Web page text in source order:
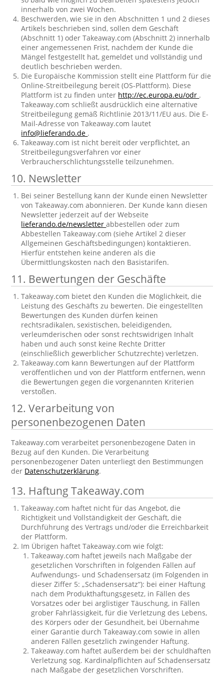
innerhalb von zwei Wochen.
Beschwerden, wie sie in den Abschnitten 1 und 2 dieses
Artikels beschrieben sind, sollen dem Geschäft
(Abschnitt 1) oder Takeaway.com (Abschnitt 2) innerhalb
einer angemessenen Frist, nachdem der Kunde die
Mängel festgestellt hat, gemeldet und vollständig und
deutlich beschrieben werden.
Die Europäische Kommission stellt eine Plattform für die
Online-Streitbeilegung bereit (OS-Plattform). Diese
Plattform ist zu finden unter http://ec.europa.eu/odr .
Takeaway.com schließt ausdrücklich eine alternative
Streitbeilegung gemäß Richtlinie 2013/11/EU aus. Die E-
Mail-Adresse von Takeaway.com lautet
info@lieferando.de .
Takeaway.com ist nicht bereit oder verpflichtet, an
Streitbeilegungsverfahren vor einer
Verbraucherschlichtungsstelle teilzunehmen.
10. Newsletter
Bei seiner Bestellung kann der Kunde einen Newsletter
von Takeaway.com abonnieren. Der Kunde kann diesen
Newsletter jederzeit auf der Webseite
lieferando.de/newsletterabbestellen oder zum
Abbestellen Takeaway.com (siehe Artikel 2 dieser
Allgemeinen Geschäftsbedingungen) kontaktieren.
Hierfür entstehen keine anderen als die
Übermittlungskosten nach den Basistarifen.
11. Bewertungen der Geschäfte
Takeaway.com bietet den Kunden die Möglichkeit, die
Leistung des Geschäfts zu bewerten. Die eingestellten
Bewertungen des Kunden dürfen keinen
rechtsradikalen, sexistischen, beleidigenden,
verleumderischen oder sonst rechtswidrigen Inhalt
haben und auch sonst keine Rechte Dritter
(einschließlich gewerblicher Schutzrechte) verletzen.
Takeaway.com kann Bewertungen auf der Plattform
veröffentlichen und von der Plattform entfernen, wenn
die Bewertungen gegen die vorgenannten Kriterien
verstoßen.
12. Verarbeitung von
personenbezogenen Daten
Takeaway.com verarbeitet personenbezogene Daten in
Bezug auf den Kunden. Die Verarbeitung
personenbezogener Daten unterliegt den Bestimmungen
der Datenschutzerklärung.
13. Haftung Takeaway.com
Takeaway.com haftet nicht für das Angebot, die
Richtigkeit und Vollständigkeit der Geschäft, die
Durchführung des Vertrags und/oder die Erreichbarkeit
der Plattform.
Im Übrigen haftet Takeaway.com wie folgt:
Takeaway.com haftet jeweils nach Maßgabe der
gesetzlichen Vorschriften in folgenden Fällen auf
Aufwendungs- und Schadensersatz (im Folgenden in
dieser Ziffer 5: „Schadensersatz“): bei einer Haftung
nach dem Produkthaftungsgesetz, in Fällen des
Vorsatzes oder bei arglistiger Täuschung, in Fällen
grober Fahrlässigkeit, für die Verletzung des Lebens,
des Körpers oder der Gesundheit, bei Übernahme
einer Garantie durch Takeaway.com sowie in allen
anderen Fällen gesetzlich zwingender Haftung.
Takeaway.com haftet außerdem bei der schuldhaften
Verletzung sog. Kardinalpflichten auf Schadensersatz
nach Maßgabe der gesetzlichen Vorschriften.